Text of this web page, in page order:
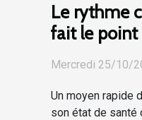
Le rythme
fait le point
Mercredi 25/10/
Un moyen rapide
son état de santé